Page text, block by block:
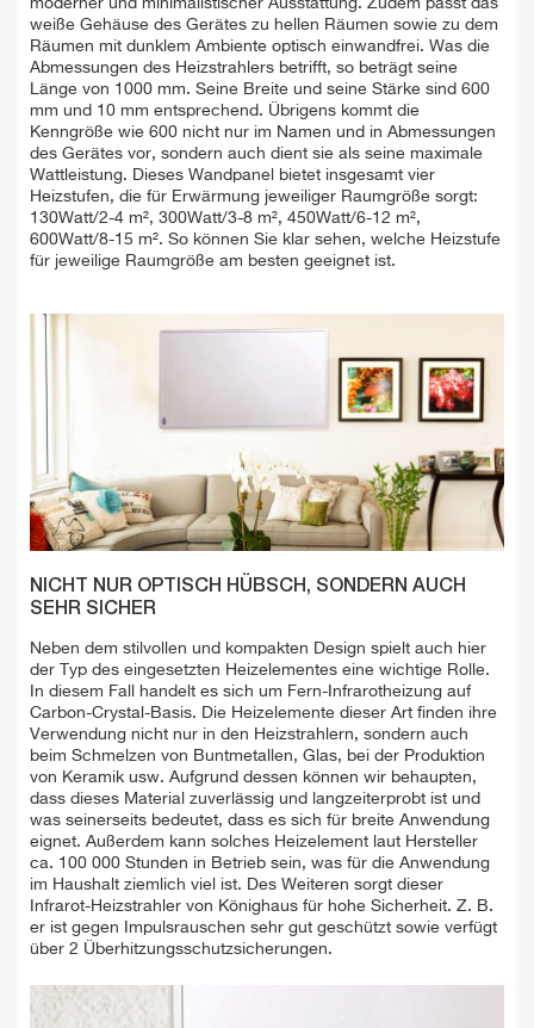
weiße Gehäuse des Gerätes zu hellen Räumen sowie zu dem
Räumen mit dunklem Ambiente optisch einwandfrei. Was die
Abmessungen des Heizstrahlers betrifft, so beträgt seine
Länge von 1000 mm. Seine Breite und seine Stärke sind 600
mm und 10 mm entsprechend. Übrigens kommt die
Kenngröße wie 600 nicht nur im Namen und in Abmessungen
des Gerätes vor, sondern auch dient sie als seine maximale
Wattleistung. Dieses Wandpanel bietet insgesamt vier
Heizstufen, die für Erwärmung jeweiliger Raumgröße sorgt:
130Watt/2-4 m², 300Watt/3-8 m², 450Watt/6-12 m²,
600Watt/8-15 m². So können Sie klar sehen, welche Heizstufe
für jeweilige Raumgröße am besten geeignet ist.
NICHT NUR OPTISCH HÜBSCH, SONDERN AUCH
SEHR SICHER
Neben dem stilvollen und kompakten Design spielt auch hier
der Typ des eingesetzten Heizelementes eine wichtige Rolle.
In diesem Fall handelt es sich um Fern-Infrarotheizung auf
Carbon-Crystal-Basis. Die Heizelemente dieser Art finden ihre
Verwendung nicht nur in den Heizstrahlern, sondern auch
beim Schmelzen von Buntmetallen, Glas, bei der Produktion
von Keramik usw. Aufgrund dessen können wir behaupten,
dass dieses Material zuverlässig und langzeiterprobt ist und
was seinerseits bedeutet, dass es sich für breite Anwendung
eignet. Außerdem kann solches Heizelement laut Hersteller
ca. 100 000 Stunden in Betrieb sein, was für die Anwendung
im Haushalt ziemlich viel ist. Des Weiteren sorgt dieser
Infrarot-Heizstrahler von Könighaus für hohe Sicherheit. Z. B.
er ist gegen Impulsrauschen sehr gut geschützt sowie verfügt
über 2 Überhitzungsschutzsicherungen.